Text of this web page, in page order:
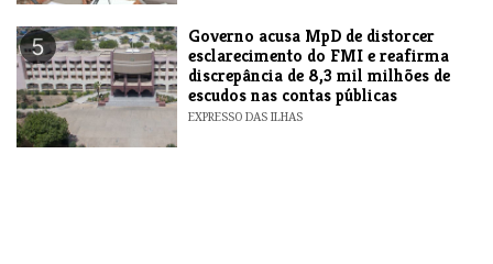
5
Governo acusa MpD de distorcer
esclarecimento do FMI e reafirma
discrepância de 8,3 mil milhões de
escudos nas contas públicas
EXPRESSO DAS ILHAS